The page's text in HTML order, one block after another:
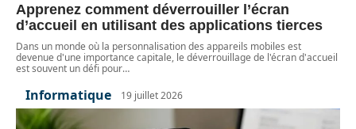
Apprenez comment déverrouiller l’écran
d’accueil en utilisant des applications tierces
Dans un monde où la personnalisation des appareils mobiles est
devenue d'une importance capitale, le déverrouillage de l'écran d'accueil
est souvent un défi pour…
Informatique 19 juillet 2026